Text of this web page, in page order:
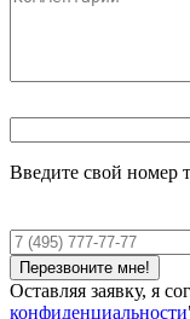
Введите свой номер
Оставляя заявку, я
конфиденциальности